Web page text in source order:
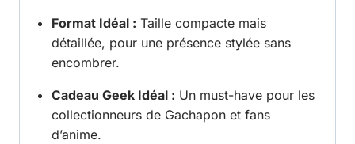
Format Idéal : Taille compacte mais
détaillée, pour une présence stylée sans
encombrer.
Cadeau Geek Idéal : Un must-have pour les
collectionneurs de Gachapon et fans
d’anime.